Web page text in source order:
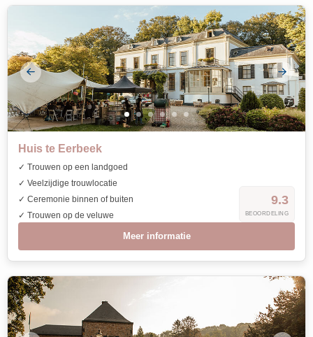
Huis te Eerbeek
✓ Trouwen op een landgoed
✓ Veelzijdige trouwlocatie
✓ Ceremonie binnen of buiten
✓ Trouwen op de veluwe
9.3
BEOORDELING
Meer informatie